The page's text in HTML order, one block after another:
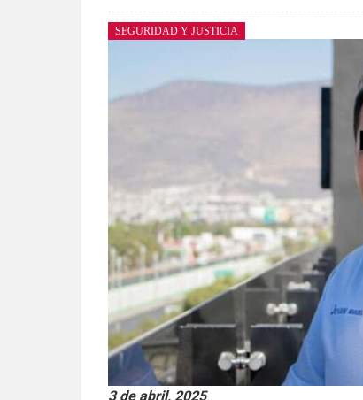
SEGURIDAD Y JUSTICIA
3 de abril, 2025